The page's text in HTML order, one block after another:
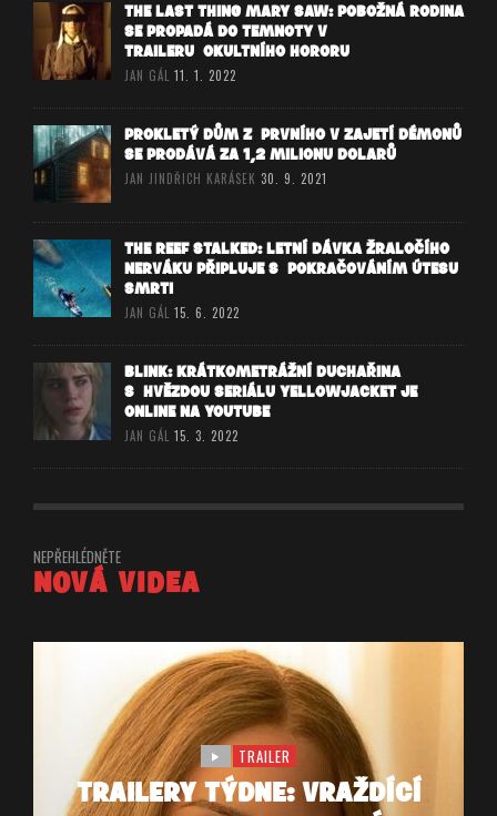
THE LAST THING MARY SAW: POBOŽNÁ RODINA
SE PROPADÁ DO TEMNOTY V
TRAILERU OKULTNÍHO HORORU
JAN GÁL 11. 1. 2022
PROKLETÝ DŮM Z PRVNÍHO V ZAJETÍ DÉMONŮ
SE PRODÁVÁ ZA 1,2 MILIONU DOLARŮ
JAN JINDŘICH KARÁSEK 30. 9. 2021
THE REEF STALKED: LETNÍ DÁVKA ŽRALOČÍHO
NERVÁKU PŘIPLUJE S POKRAČOVÁNÍM ÚTESU
SMRTI
JAN GÁL 15. 6. 2022
BLINK: KRÁTKOMETRÁŽNÍ DUCHAŘINA
S HVĚZDOU SERIÁLU YELLOWJACKET JE
ONLINE NA YOUTUBE
JAN GÁL 15. 3. 2022
NEPŘEHLÉDNĚTE
NOVÁ VIDEA
TRAILER
TRAILERY TÝDNE: VRAŽDÍCÍ